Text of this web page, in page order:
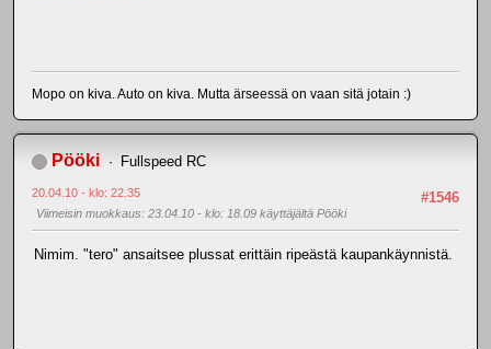
Mopo on kiva. Auto on kiva. Mutta ärseessä on vaan sitä jotain :)
Pööki Fullspeed RC
#1546
20.04.10 - klo: 22.35
Viimeisin muokkaus: 23.04.10 - klo: 18.09 käyttäjältä Pööki
Nimim. "tero" ansaitsee plussat erittäin ripeästä kaupankäynnistä.